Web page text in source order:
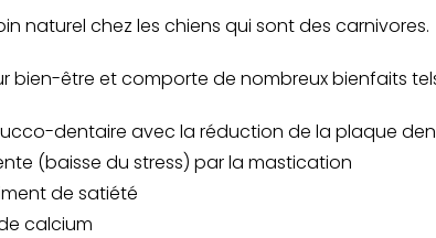
naturel chez les chiens qui sont des carnivores.
bien-être et comporte de nombreux bienfaits
dentaire avec la réduction de la plaque
(baisse du stress) par la mastication
de satiété
calcium